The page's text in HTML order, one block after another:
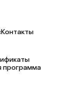
Контакты
программа